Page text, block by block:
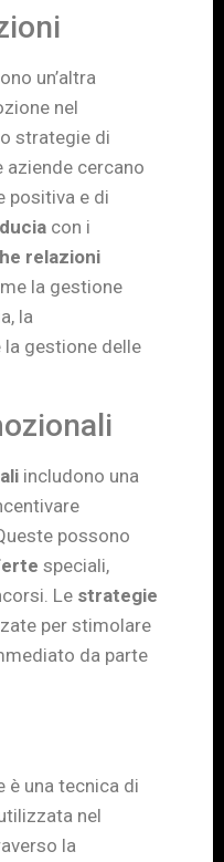
un’altra
nel
strategie di
aziende cercano
positiva e di
con i
relazioni
la gestione
la
la gestione delle
includono una
possono
speciali,
Le strategie
per stimolare
da parte
è una tecnica di
nel
la